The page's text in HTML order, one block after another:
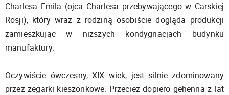
Charlesa Emila (ojca Charlesa przebywającego w Carskiej
Rosji), który wraz z rodziną osobiście dogląda produkcji
zamieszkując w niższych kondygnacjach budynku
manufaktury.
Oczywiście ówczesny, XIX wiek, jest silnie zdominowany
przez zegarki kieszonkowe. Przecież dopiero gehenna z lat